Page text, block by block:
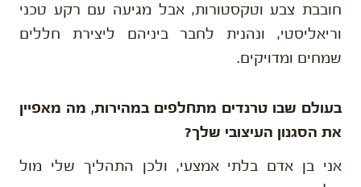
חובבת צבע וטקסטורות, אבל מגיעה עם רקע טכני
וריאליסטי, ונהנית לחבר ביניהם ליצירת חללים
שמחים ומדויקים.
בעולם שבו טרנדים מתחלפים במהירות, מה מאפיין
את הסגנון העיצובי שלך?
אני בן אדם בלתי אמצעי, ולכן התהליך שלי מול